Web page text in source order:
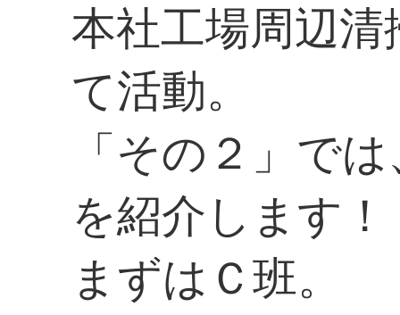
本社工場周辺
て活動。
「その２」で
を紹介します！
まずはＣ班。